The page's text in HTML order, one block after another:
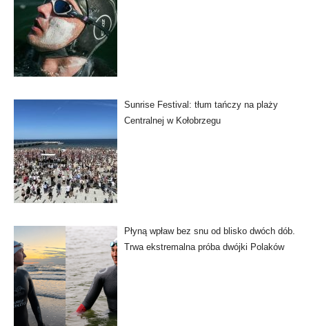
Sunrise Festival: tłum tańczy na plaży
Centralnej w Kołobrzegu
Płyną wpław bez snu od blisko dwóch dób.
Trwa ekstremalna próba dwójki Polaków